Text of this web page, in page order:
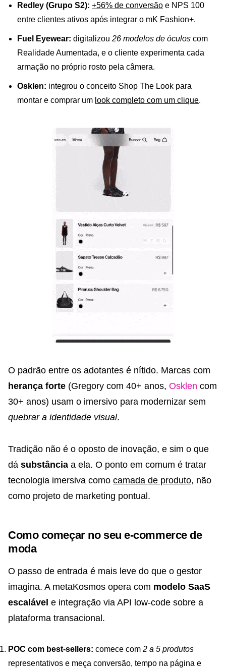
Redley (Grupo S2): +56% de conversão e NPS 100
entre clientes ativos após integrar o mK Fashion+.
Fuel Eyewear: digitalizou 26 modelos de óculos com
Realidade Aumentada, e o cliente experimenta cada
armação no próprio rosto pela câmera.
Osklen: integrou o conceito Shop The Look para
montar e comprar um look completo com um clique.
O padrão entre os adotantes é nítido. Marcas com
herança forte (Gregory com 40+ anos, Osklen com
30+ anos) usam o imersivo para modernizar sem
quebrar a identidade visual.
Tradição não é o oposto de inovação, e sim o que
dá substância a ela. O ponto em comum é tratar
tecnologia imersiva como camada de produto, não
como projeto de marketing pontual.
Como começar no seu e-commerce de
moda
O passo de entrada é mais leve do que o gestor
imagina. A metaKosmos opera com modelo SaaS
escalável e integração via API low-code sobre a
plataforma transacional.
POC com best-sellers: comece com 2 a 5 produtos
representativos e meça conversão, tempo na página e